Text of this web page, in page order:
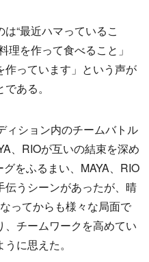
“最近ハマっているこ
理を作って食べること」
作っています」という声が
ある。
ション内のチームバトル
、RIOが互いの結束を深め
をふるまい、MAYA、RIO
伝うシーンがあったが、晴
ってからも様々な局面で
チームワークを高めてい
に思えた。